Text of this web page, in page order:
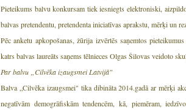
Pieteikums balvu konkursam tiek iesniegts elektroniski,
balvas pretendentu, pretendenta iniciatīvas aprakstu, mērķi un
Pēc anketu apkopošanas, žūrija izvērtēs saņemtos
katrs balvas laureāts saņems tēlnieces Olgas Šilovas veidoto
Par balvu „Cilvēka izaugsmei Latvijā"
Balva „Cilvēka izaugsmei" tika dibināta 2014.gadā ar mērķi
negatīvām demogrāfiskām tendencēm, kā, piemēram,